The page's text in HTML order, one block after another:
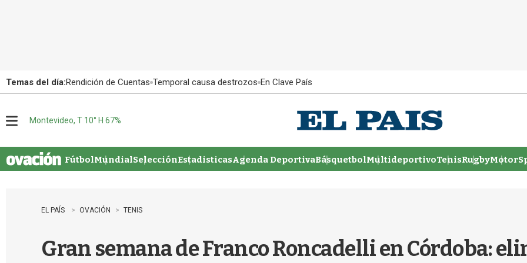
Temas del día:Rendición de Cuentas Temporal causa destrozos En Clave País
u
Montevideo, T 10° H 67%
FútbolMundialSelecciónEstadisticasAgenda DeportivaBásquetbolMultideportivoTenisRugby
EL PAÍS OVACIÓN TENIS
Gran semana de Franco Roncadelli en Córdoba: